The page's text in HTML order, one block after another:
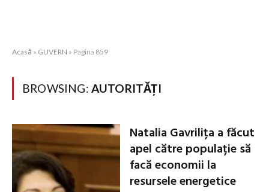
Acasă » GUVERN » Pagina 859
BROWSING: AUTORITĂȚI
Natalia Gavrilița a făcut
apel către populație să
facă economii la
resursele energetice